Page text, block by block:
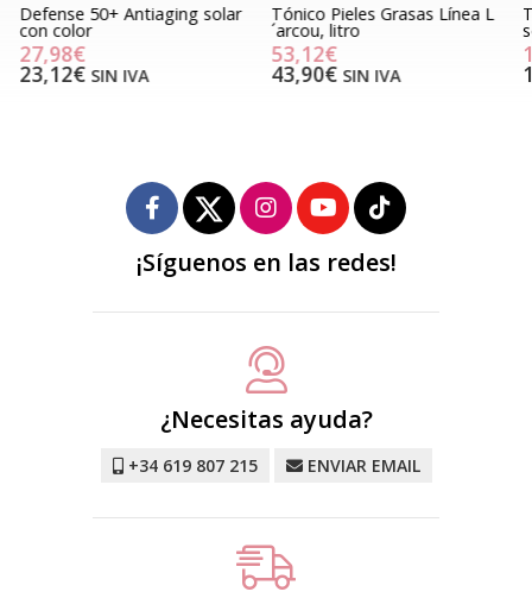
Defense 50+ Antiaging solar
con color
27,98€
23,12€ SIN IVA
Tónico Pieles Grasas Línea L
´arcou, litro
53,12€
43,90€ SIN IVA
¡Síguenos en las redes!
¿Necesitas ayuda?
+34 619 807 215 ENVIAR EMAIL